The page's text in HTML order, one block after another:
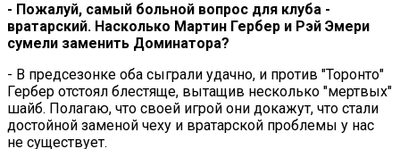
- Пожалуй, самый больной вопрос для клуба -
вратарский. Насколько Мартин Гербер и Рэй Эмери
сумели заменить Доминатора?
- В предсезонке оба сыграли удачно, и против "Торонто"
Гербер отстоял блестяще, вытащив несколько "мертвых"
шайб. Полагаю, что своей игрой они докажут, что стали
достойной заменой чеху и вратарской проблемы у нас
не существует.